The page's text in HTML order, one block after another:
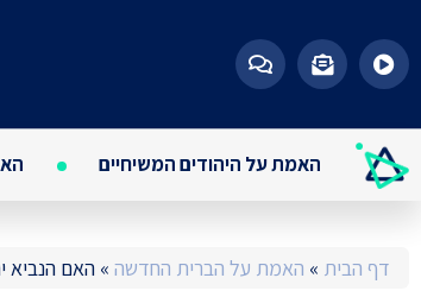
האמת על היהודים המשיחיים
דף הבית » האמת על הברית החדשה » האם הנביא